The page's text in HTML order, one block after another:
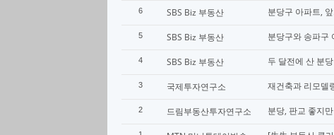
6 SBS Biz 부동산 분당구 아파트,
5 SBS Biz 부동산 분당구와 송파구
4 SBS Biz 부동산 두 달전에 산 분
3 국제투자연구소 재건축과 리모델
2 드림부동산투자연구소 분당, 판교 좋지